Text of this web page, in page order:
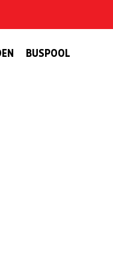
BUSPOOL